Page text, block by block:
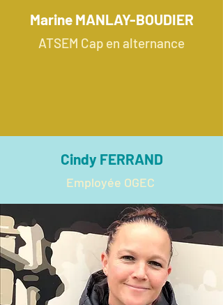
Marine MANLAY-BOUDIER
ATSEM Cap en alternance
Cindy FERRAND
Employée OGEC